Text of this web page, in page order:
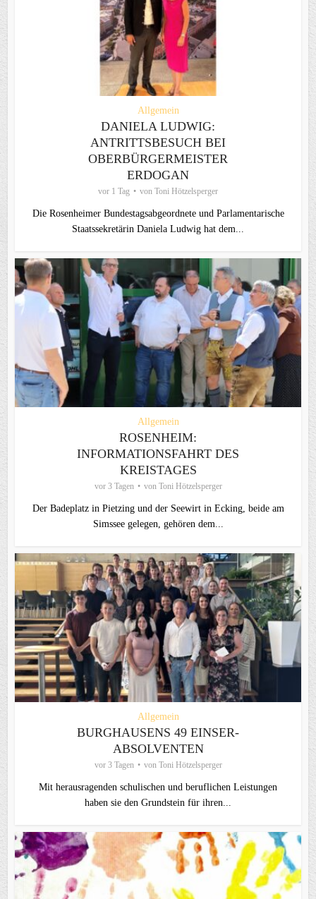
Allgemein
DANIELA LUDWIG:
ANTRITTSBESUCH BEI
OBERBÜRGERMEISTER
ERDOGAN
vor 1 Tag von Toni Hötzelsperger
Die Rosenheimer Bundestagsabgeordnete und Parlamentarische
Staatssekretärin Daniela Ludwig hat dem...
Allgemein
ROSENHEIM:
INFORMATIONSFAHRT DES
KREISTAGES
vor 3 Tagen von Toni Hötzelsperger
Der Badeplatz in Pietzing und der Seewirt in Ecking, beide am
Simssee gelegen, gehören dem...
Allgemein
BURGHAUSENS 49 EINSER-
ABSOLVENTEN
vor 3 Tagen von Toni Hötzelsperger
Mit herausragenden schulischen und beruflichen Leistungen
haben sie den Grundstein für ihren...